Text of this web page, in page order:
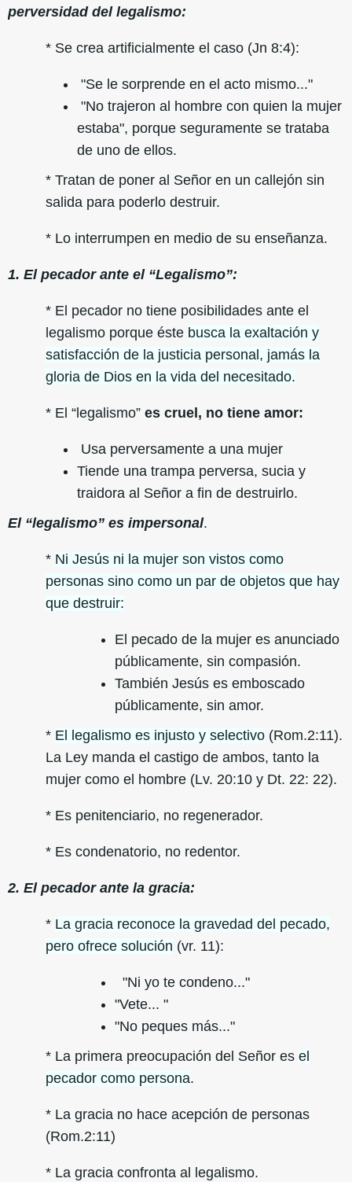
perversidad del legalismo:
* Se crea artificialmente el caso (Jn 8:4):
"Se le sorprende en el acto mismo..."
"No trajeron al hombre con quien la mujer
estaba", porque seguramente se trataba
de uno de ellos.
* Tratan de poner al Señor en un callejón sin
salida para poderlo destruir.
* Lo interrumpen en medio de su enseñanza.
1. El pecador ante el “Legalismo”:
* El pecador no tiene posibilidades ante el
legalismo porque éste busca la exaltación y
satisfacción de la justicia personal, jamás la
gloria de Dios en la vida del necesitado.
* El “legalismo” es cruel, no tiene amor:
Usa perversamente a una mujer
Tiende una trampa perversa, sucia y
traidora al Señor a fin de destruirlo.
El “legalismo” es impersonal.
* Ni Jesús ni la mujer son vistos como
personas sino como un par de objetos que hay
que destruir:
El pecado de la mujer es anunciado
públicamente, sin compasión.
También Jesús es emboscado
públicamente, sin amor.
* El legalismo es injusto y selectivo (Rom.2:11).
La Ley manda el castigo de ambos, tanto la
mujer como el hombre (Lv. 20:10 y Dt. 22: 22).
* Es penitenciario, no regenerador.
* Es condenatorio, no redentor.
2. El pecador ante la gracia:
* La gracia reconoce la gravedad del pecado,
pero ofrece solución (vr. 11):
"Ni yo te condeno..."
"Vete... "
"No peques más..."
* La primera preocupación del Señor es el
pecador como persona.
* La gracia no hace acepción de personas
(Rom.2:11)
* La gracia confronta al legalismo.